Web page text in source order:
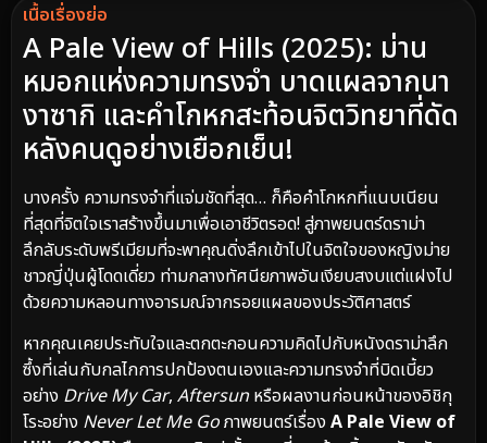
เนื้อเรื่องย่อ
A Pale View of Hills (2025): ม่าน
หมอกแห่งความทรงจำ บาดแผลจากนา
งาซากิ และคำโกหกสะท้อนจิตวิทยาที่ดัด
หลังคนดูอย่างเยือกเย็น!
บางครั้ง ความทรงจำที่แจ่มชัดที่สุด… ก็คือคำโกหกที่แนบเนียน
ที่สุดที่จิตใจเราสร้างขึ้นมาเพื่อเอาชีวิตรอด! สู่ภาพยนตร์ดราม่า
ลึกลับระดับพรีเมียมที่จะพาคุณดิ่งลึกเข้าไปในจิตใจของหญิงม่าย
ชาวญี่ปุ่นผู้โดดเดี่ยว ท่ามกลางทัศนียภาพอันเงียบสงบแต่แฝงไป
ด้วยความหลอนทางอารมณ์จากรอยแผลของประวัติศาสตร์
หากคุณเคยประทับใจและตกตะกอนความคิดไปกับหนังดราม่าลึก
ซึ้งที่เล่นกับกลไกการปกป้องตนเองและความทรงจำที่บิดเบี้ยว
อย่าง Drive My Car, Aftersunหรือผลงานก่อนหน้าของอิชิกุ
โระอย่าง Never Let Me Goภาพยนตร์เรื่อง A Pale View of